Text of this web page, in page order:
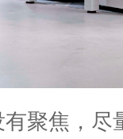
聚焦，尽